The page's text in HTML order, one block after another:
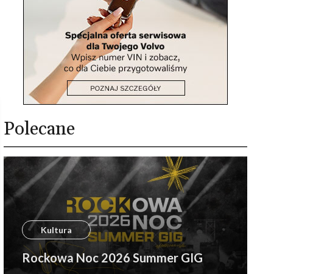
Polecane
Kultura
Rockowa Noc 2026 Summer GIG